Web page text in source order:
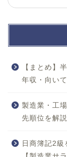
【まとめ】
年収・向い
製造業・工
先順位を解説
日商簿記2